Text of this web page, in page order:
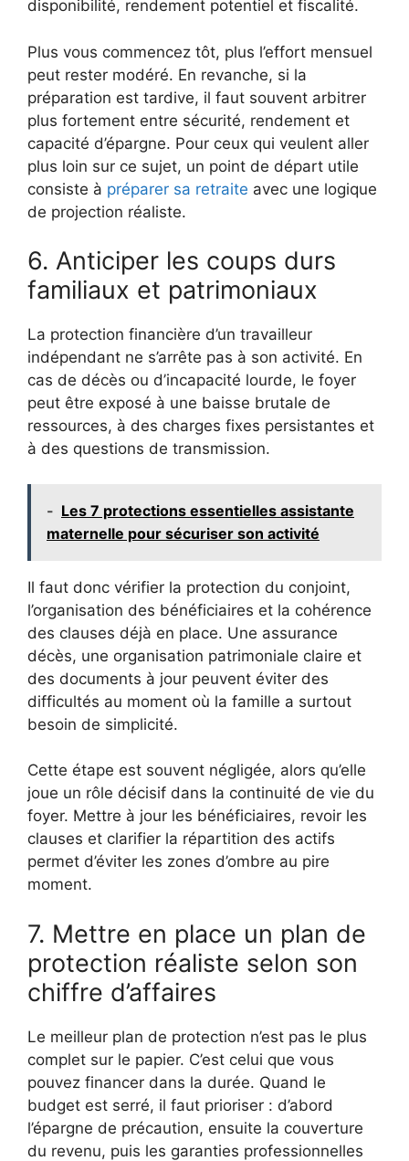
disponibilité, rendement potentiel et fiscalité.
Plus vous commencez tôt, plus l’effort mensuel
peut rester modéré. En revanche, si la
préparation est tardive, il faut souvent arbitrer
plus fortement entre sécurité, rendement et
capacité d’épargne. Pour ceux qui veulent aller
plus loin sur ce sujet, un point de départ utile
consiste à préparer sa retraite avec une logique
de projection réaliste.
6. Anticiper les coups durs
familiaux et patrimoniaux
La protection financière d’un travailleur
indépendant ne s’arrête pas à son activité. En
cas de décès ou d’incapacité lourde, le foyer
peut être exposé à une baisse brutale de
ressources, à des charges fixes persistantes et
à des questions de transmission.
- Les 7 protections essentielles assistante
maternelle pour sécuriser son activité
Il faut donc vérifier la protection du conjoint,
l’organisation des bénéficiaires et la cohérence
des clauses déjà en place. Une assurance
décès, une organisation patrimoniale claire et
des documents à jour peuvent éviter des
difficultés au moment où la famille a surtout
besoin de simplicité.
Cette étape est souvent négligée, alors qu’elle
joue un rôle décisif dans la continuité de vie du
foyer. Mettre à jour les bénéficiaires, revoir les
clauses et clarifier la répartition des actifs
permet d’éviter les zones d’ombre au pire
moment.
7. Mettre en place un plan de
protection réaliste selon son
chiffre d’affaires
Le meilleur plan de protection n’est pas le plus
complet sur le papier. C’est celui que vous
pouvez financer dans la durée. Quand le
budget est serré, il faut prioriser : d’abord
l’épargne de précaution, ensuite la couverture
du revenu, puis les garanties professionnelles